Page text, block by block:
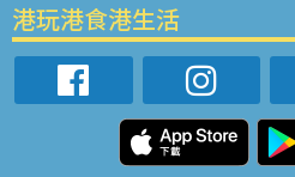
港玩港食港生活